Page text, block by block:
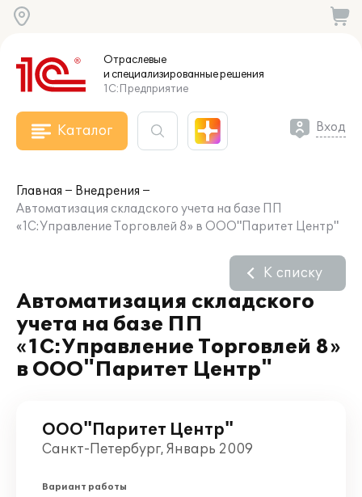
Отраслевые
и специализированныерешения
1С:Предприятие
Каталог Вход
Главная
Внедрения
Автоматизация складского учета на базе ПП
«1С:Управление Торговлей 8» в ООО"Паритет Центр"
Автоматизация складского
учета на базе ПП
«1С:Управление Торговлей 8»
в ООО"Паритет Центр"
К списку
ООО"Паритет Центр"
Санкт-Петербург, Январь 2009
Вариант работы